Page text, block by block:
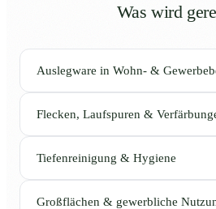
Was wird
Auslegware in Wohn- &
Flecken, Laufspuren &
Tiefenreinigung & Hygiene
Großflächen & gewerbliche